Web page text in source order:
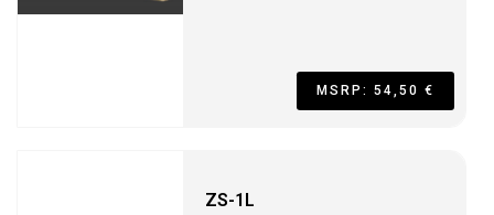
MSRP: 54,50 €
ZS-1L